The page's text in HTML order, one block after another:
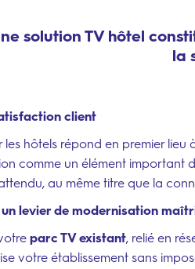
solution TV hôtel
la
client
les hôtels répond en premier
comme un élément important
au même titre que la
un levier de modernisation
parc TV existant, relié en
votre établissement sans